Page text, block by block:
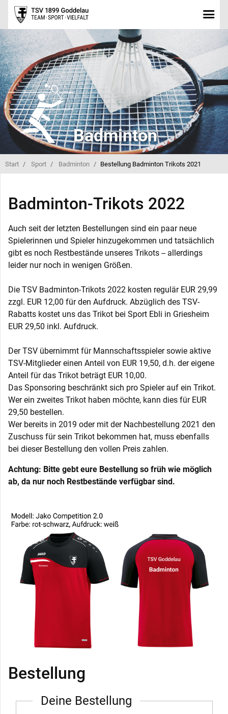
Badminton
Start Sport Badminton Bestellung Badminton Trikots 2021
Badminton-Trikots 2022
Auch seit der letzten Bestellungen sind ein paar neue
Spielerinnen und Spieler hinzugekommen und tatsächlich
gibt es noch Restbestände unseres Trikots -- allerdings
leider nur noch in wenigen Größen.
Die TSV Badminton-Trikots 2022 kosten regulär EUR 29,99
zzgl. EUR 12,00 für den Aufdruck. Abzüglich des TSV-
Rabatts kostet uns das Trikot bei Sport Ebli in Griesheim
EUR 29,50 inkl. Aufdruck.
Der TSV übernimmt für Mannschaftsspieler sowie aktive
TSV-Mitglieder einen Anteil von EUR 19,50, d.h. der eigene
Anteil für das Trikot beträgt EUR 10,00.
Das Sponsoring beschränkt sich pro Spieler auf ein Trikot.
Wer ein zweites Trikot haben möchte, kann dies für EUR
29,50 bestellen.
Wer bereits in 2019 oder mit der Nachbestellung 2021 den
Zuschuss für sein Trikot bekommen hat, muss ebenfalls
bei dieser Bestellung den vollen Preis zahlen.
Achtung: Bitte gebt eure Bestellung so früh wie möglich
ab, da nur noch Restbestände verfügbar sind.
Bestellung
Deine Bestellung